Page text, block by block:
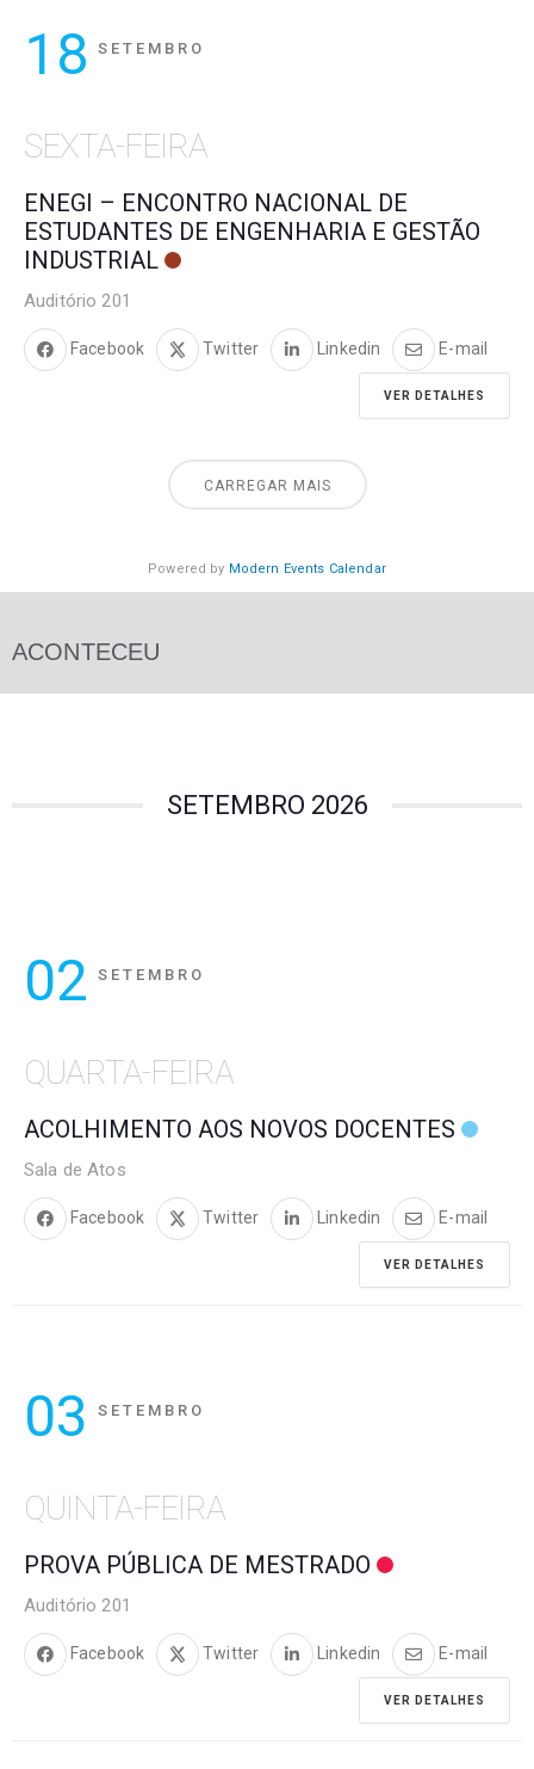
18 SETEMBRO
SEXTA-FEIRA
ENEGI – ENCONTRO NACIONAL DE
ESTUDANTES DE ENGENHARIA E GESTÃO
INDUSTRIAL
Auditório 201
Facebook Twitter Linkedin E-mail
VER DETALHES
CARREGAR MAIS
Powered by Modern Events Calendar
ACONTECEU
SETEMBRO 2026
02 SETEMBRO
QUARTA-FEIRA
ACOLHIMENTO AOS NOVOS DOCENTES
Sala de Atos
Facebook Twitter Linkedin E-mail
VER DETALHES
03 SETEMBRO
QUINTA-FEIRA
PROVA PÚBLICA DE MESTRADO
Auditório 201
Facebook Twitter Linkedin E-mail
VER DETALHES